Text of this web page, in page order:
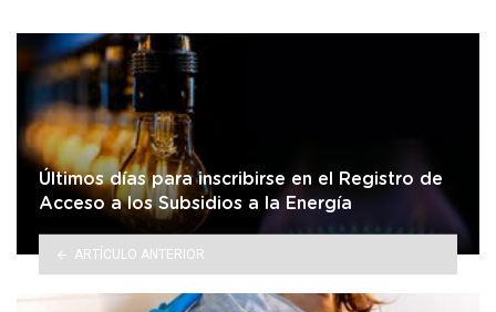
Últimos días para inscribirse en el Registro de
Acceso a los Subsidios a la Energía
ARTÍCULO ANTERIOR